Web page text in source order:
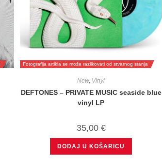
Fotografija artikla se može razlikovati od stvarnog stanja
New, Vinyl
DEFTONES – PRIVATE MUSIC seaside blue
vinyl LP
35,00 €
DODAJ U KOŠARICU